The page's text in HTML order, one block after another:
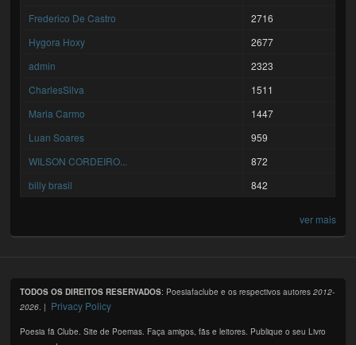
Frederico De Castro
2716
Hygora Hoxy
2677
admin
2323
CharlesSilva
1511
Maria Carmo
1447
Luan Soares
959
WILSON CORDEIRO...
872
billy brasil
842
ver mais
TODOS OS DIREITOS RESERVADOS: Poesiafaclube e os respectivos autores2012-
2026. | Privacy Policy
Poesia fã Clube. Site de Poemas. Faça amigos, fãs e leitores. Publique o seu Livro